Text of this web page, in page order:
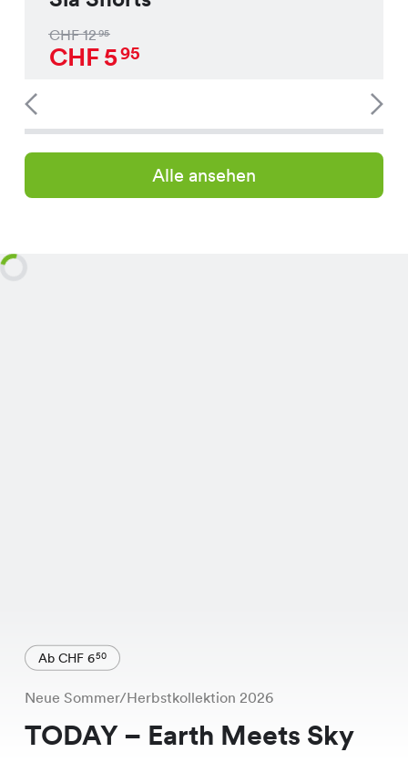
CHF1295
CHF595
Alle ansehen
Ab CHF 650
Neue Sommer/Herbstkollektion 2026
TODAY – Earth Meets Sky